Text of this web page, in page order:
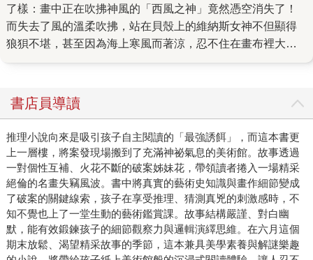
了樣：畫中正在吹拂神風的「西風之神」竟然憑空消失了！
而失去了風的溫柔吹拂，站在貝殼上的維納斯女神不但顯得
狼狽不堪，甚至因為海上寒風而著涼，忍不住在畫布裡大打
具備畫面感的假設，讓本來高高在上的古典藝術，變得親切
又充滿懸疑感。 互補的雙胞胎神探與熱血的藝術老爸 這
場冒險的主角，是一對個性截然不同、卻默契十足的國小三
年級雙胞胎姊妹：姐姐「小繪」細心敏銳、擁有過目不忘的
驚人記憶力；妹妹「小頌」則活潑樂天、腦袋裡裝滿了天馬
行空的豐富想像力。她們的爸爸文森特是一位在「世界藝術
博物館協會」工作的藝術史專家，同時也是個不折不扣的藝
術工作狂。每當世界各地的名畫發生神祕的「變形」或「失
蹤」事件時，爸爸文森特在床邊講述的故事，就會成為姊妹
倆在深夜裡穿越夢境、解開謎團的黃金鑰匙。 經典名畫結
書店員導讀
推理小說向來是吸引孩子自主閱讀的「最強誘餌」，而這本書更
上一層樓，將案發現場搬到了充滿神祕氣息的美術館。故事透過
一對個性互補、火花不斷的破案姊妹花，帶領讀者捲入一場精采
絕倫的名畫失竊風波。書中將真實的藝術史知識與畫作細節變成
了破案的關鍵線索，孩子在享受推理、猜測真兇的刺激感時，不
知不覺也上了一堂生動的藝術鑑賞課。故事結構嚴謹、對白幽
默，能有效鍛鍊孩子的細節觀察力與邏輯演繹思維。在六月這個
期末放鬆、渴望精采故事的季節，這本兼具美學素養與解謎樂趣